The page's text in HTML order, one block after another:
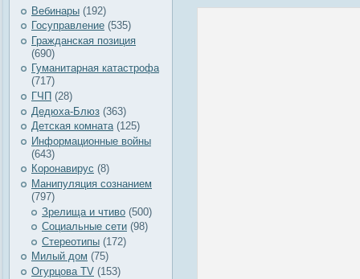
Вебинары (192)
Госуправление (535)
Гражданская позиция
(690)
Гуманитарная катастрофа
(717)
ГЧП (28)
Дедюха-Блюз (363)
Детская комната(125)
Информационные войны
(643)
Коронавирус (8)
Манипуляция сознанием
(797)
Зрелища и чтиво (500)
Социальные сети (98)
Стереотипы (172)
Милый дом (75)
Огурцова TV (153)